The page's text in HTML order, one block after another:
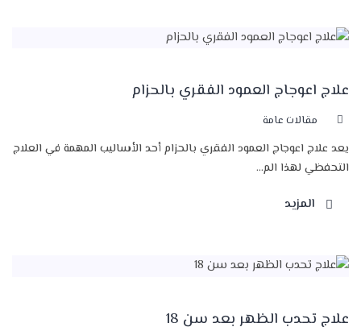
علاج اعوجاج العمود الفقري بالحزام
مقالات عامة
يعد علاج اعوجاج العمود الفقري بالحزام أحد الأساليب المهمة في العلاج
التحفظي لهذا الم...
المزيد
علاج تحدب الظهر بعد سن 18